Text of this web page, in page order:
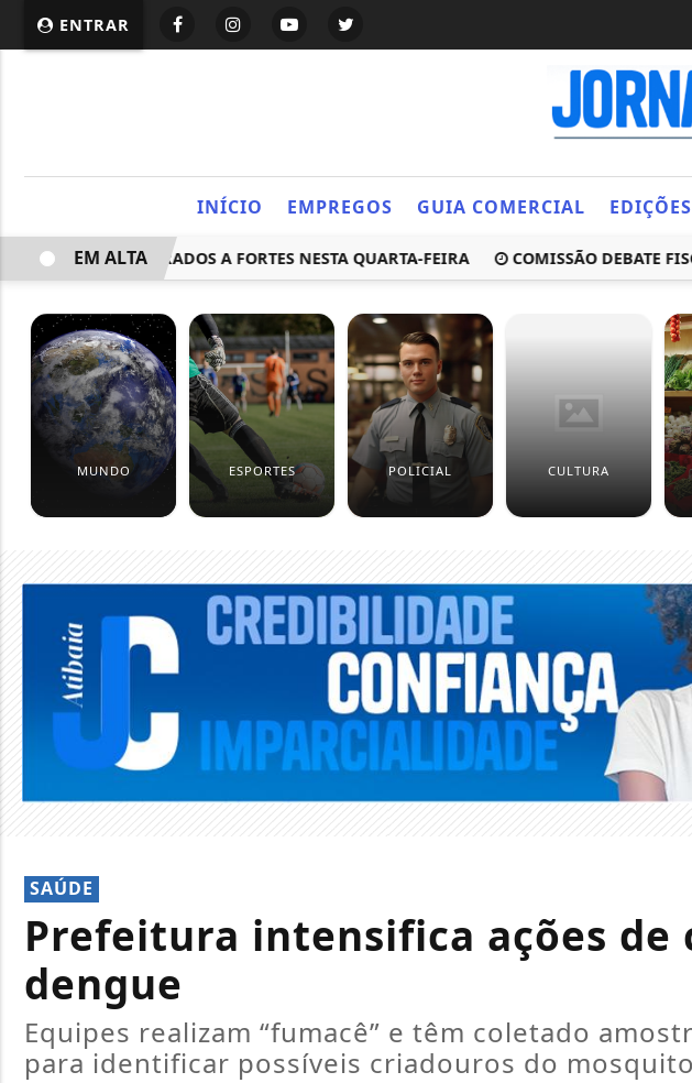
ENTRAR
INÍCIO EMPREGOS GUIA COMERCIAL EDIÇÕES
MODERADOS A FORTES NESTA QUARTA-FEIRA COMISSÃO DEBATE
EM ALTA
MUNDO ESPORTES POLICIAL CULTURA
SAÚDE
Prefeitura intensifica ações de
dengue
Equipes realizam “fumacê” e têm coletado
para identificar possíveis criadouros do